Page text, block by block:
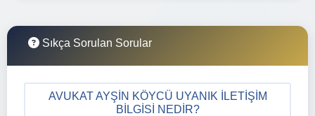
Sıkça Sorulan Sorular
AVUKAT AYŞIN KÖYCÜ UYANIK İLETIŞIM
BILGISI NEDIR?